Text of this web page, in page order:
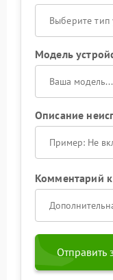
Выберите тип
Модель
Описание
Комментарий к
Отправить